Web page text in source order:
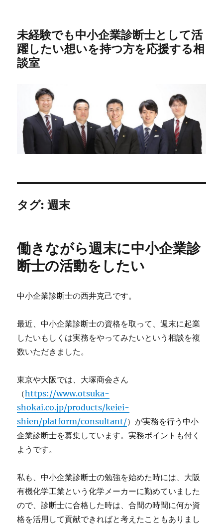
未経験でも中小企業診断士として活
躍したい想いを持つ方を応援する相
談室
タグ:週末
働きながら週末に中小企業診
断士の活動をしたい
中小企業診断士の西井克己です。
最近、中小企業診断士の資格を取って、週末に起業
したいもしくは実務をやってみたいという相談を複
数いただきました。
東京や大阪では、大塚商会さん
（https://www.otsuka-
shokai.co.jp/products/keiei-
shien/platform/consultant/）が実務を行う中小
企業診断士を募集しています。実務ポイントも付く
ようです。
私も、中小企業診断士の勉強を始めた時には、大阪
有機化学工業という化学メーカーに勤めていました
ので、診断士に合格した時は、合間の時間に何か資
格を活用して貢献できればと考えたこともありまし